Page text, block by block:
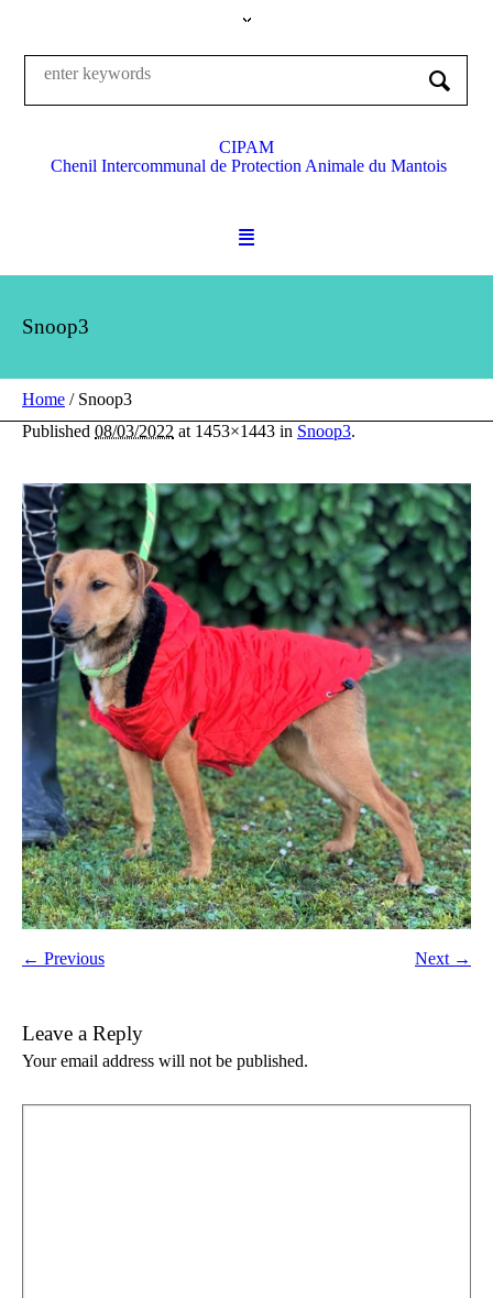
CIPAM
Chenil Intercommunal de Protection Animale du Mantois
Snoop3
Home / Snoop3
Published 08/03/2022 at 1453×1443 in Snoop3.
← Previous Next →
Leave a Reply
Your email address will not be published.